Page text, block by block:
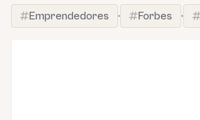
Emprendedores
· Forbes ·